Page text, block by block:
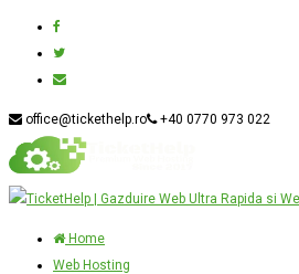
office@tickethelp.ro +40 0770 973 022
Home
Web Hosting